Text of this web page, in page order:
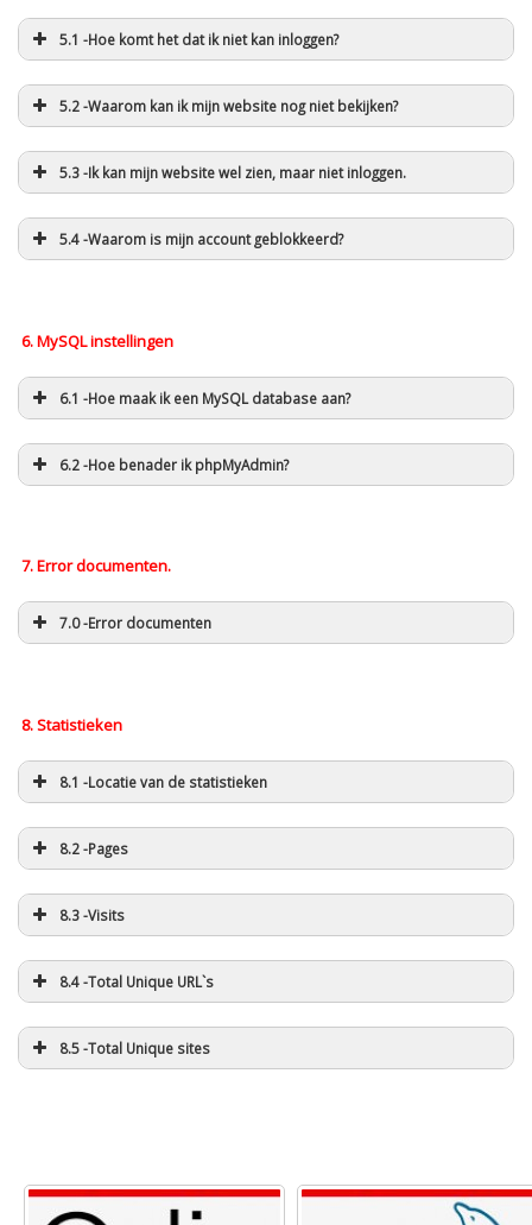
5.1 -Hoe komt het dat ik niet kan inloggen?
5.2 -Waarom kan ik mijn website nog niet bekijken?
5.3 -Ik kan mijn website wel zien, maar niet inloggen.
5.4 -Waarom is mijn account geblokkeerd?
6. MySQL instellingen
6.1 -Hoe maak ik een MySQL database aan?
6.2 -Hoe benader ik phpMyAdmin?
7. Error documenten.
7.0 -Error documenten
8. Statistieken
8.1 -Locatie van de statistieken
8.2 -Pages
8.3 -Visits
8.4 -Total Unique URL`s
8.5 -Total Unique sites